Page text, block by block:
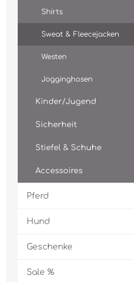
Shirts
Sweat & Fleecejacken
Westen
Jogginghosen
Kinder/Jugend
Sicherheit
Stiefel & Schuhe
Accessoires
Pferd
Hund
Geschenke
Sale %